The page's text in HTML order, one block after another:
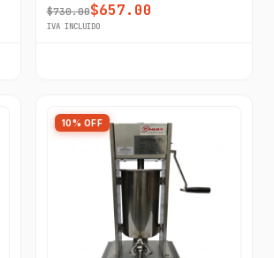
$730.00$657.00
IVA INCLUIDO
10% OFF